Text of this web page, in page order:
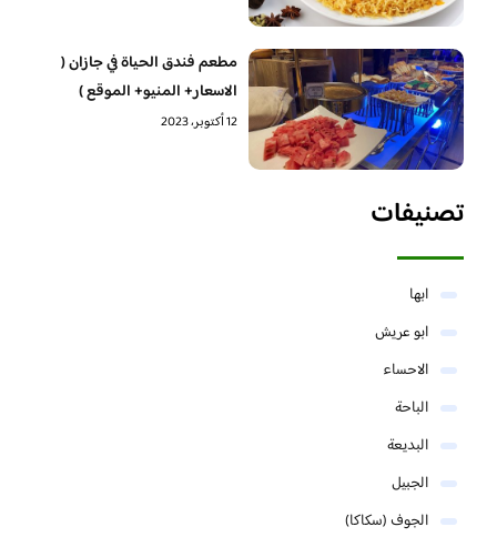
مطعم فندق الحياة في جازان (
الاسعار+ المنيو+ الموقع )
12 أكتوبر، 2023
تصنيفات
ابها
ابو عريش
الاحساء
الباحة
البديعة
الجبيل
الجوف (سكاكا)